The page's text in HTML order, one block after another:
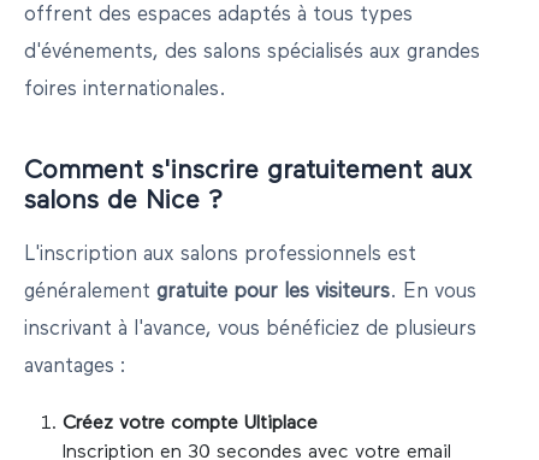
offrent des espaces adaptés à tous types
d'événements, des salons spécialisés aux grandes
foires internationales.
Comment s'inscrire gratuitement aux
salons de Nice ?
L'inscription aux salons professionnels est
généralement gratuite pour les visiteurs. En vous
inscrivant à l'avance, vous bénéficiez de plusieurs
avantages :
Créez votre compte Ultiplace
Inscription en 30 secondes avec votre email